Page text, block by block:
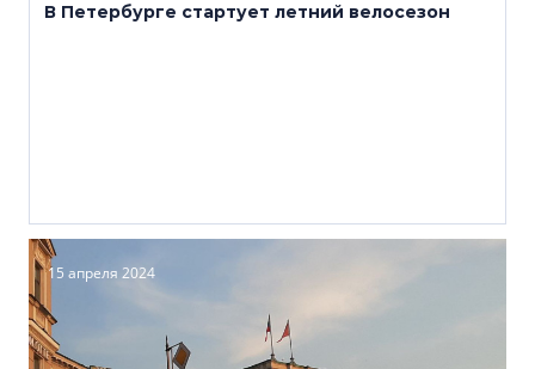
В Петербурге стартует летний велосезон
15 апреля 2024